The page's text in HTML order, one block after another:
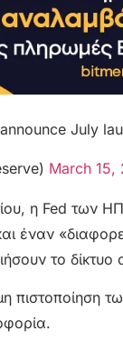
announce July
March 15,
η Fed των ΗΠΑ
έναν
το
πιστοποίηση